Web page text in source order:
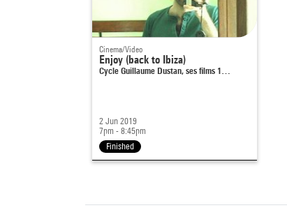
Cinema/Video
Enjoy (back to Ibiza)
Cycle Guillaume Dustan, ses films 1…
2 Jun 2019
7pm - 8:45pm
Finished